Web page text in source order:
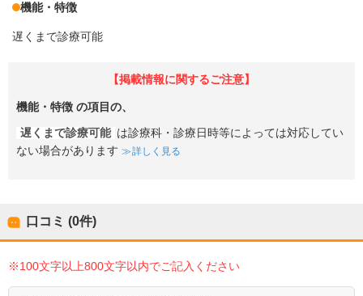
機能・特徴
遅くまで診療可能
【掲載情報に関するご注意】
機能・特徴 の項目の、
遅くまで診療可能 は診療科・診療日時等によっては対応してい
ない場合があります
詳しく見る
口コミ (0件)
※100文字以上800文字以内でご記入ください